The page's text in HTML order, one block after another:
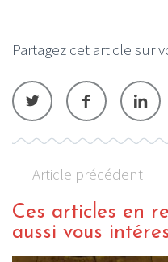
Partagez cet article sur
Article précédent
Ces articles en
aussi vous